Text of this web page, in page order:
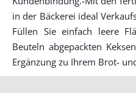
in der Bäckerei ideal
Füllen Sie einfach leere
Beuteln abgepackten
Ergänzung zu Ihrem Brot-